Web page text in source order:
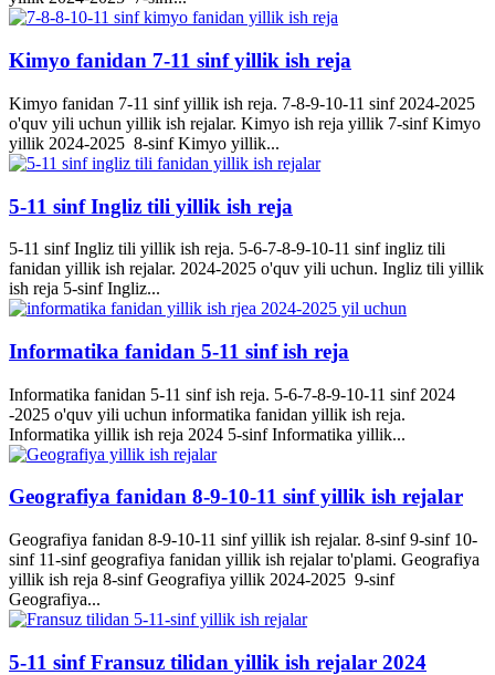
Kimyo fanidan 7-11 sinf yillik ish reja
Kimyo fanidan 7-11 sinf yillik ish reja. 7-8-9-10-11 sinf 2024-2025
o'quv yili uchun yillik ish rejalar. Kimyo ish reja yillik 7-sinf Kimyo
yillik 2024-2025 8-sinf Kimyo yillik...
5-11 sinf Ingliz tili yillik ish reja
5-11 sinf Ingliz tili yillik ish reja. 5-6-7-8-9-10-11 sinf ingliz tili
fanidan yillik ish rejalar. 2024-2025 o'quv yili uchun. Ingliz tili yillik
ish reja 5-sinf Ingliz...
Informatika fanidan 5-11 sinf ish reja
Informatika fanidan 5-11 sinf ish reja. 5-6-7-8-9-10-11 sinf 2024
-2025 o'quv yili uchun informatika fanidan yillik ish reja.
Informatika yillik ish reja 2024 5-sinf Informatika yillik...
Geografiya fanidan 8-9-10-11 sinf yillik ish rejalar
Geografiya fanidan 8-9-10-11 sinf yillik ish rejalar. 8-sinf 9-sinf 10-
sinf 11-sinf geografiya fanidan yillik ish rejalar to'plami. Geografiya
yillik ish reja 8-sinf Geografiya yillik 2024-2025 9-sinf
Geografiya...
5-11 sinf Fransuz tilidan yillik ish rejalar 2024